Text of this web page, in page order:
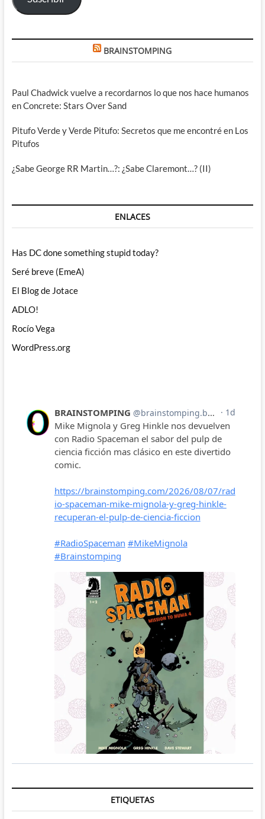
BRAINSTOMPING
Paul Chadwick vuelve a recordarnos lo que nos hace humanos
en Concrete: Stars Over Sand
Pitufo Verde y Verde Pitufo: Secretos que me encontré en Los
Pitufos
¿Sabe George RR Martin…?: ¿Sabe Claremont…? (II)
ENLACES
Has DC done something stupid today?
Seré breve (EmeA)
El Blog de Jotace
ADLO!
Rocío Vega
WordPress.org
ETIQUETAS